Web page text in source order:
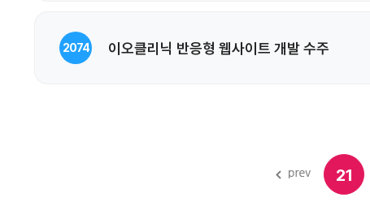
2074 이오클리닉 반응형 웹사이트 개발 수주
21